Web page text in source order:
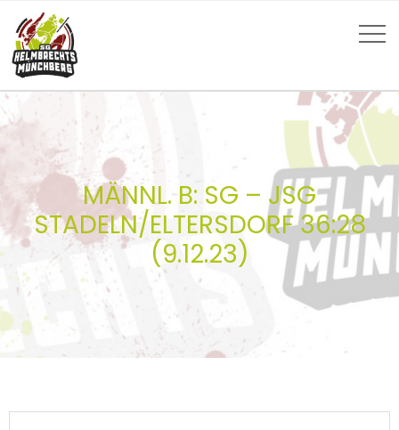
MÄNNL. B: SG – JSG
STADELN/ELTERSDORF 36:28
(9.12.23)